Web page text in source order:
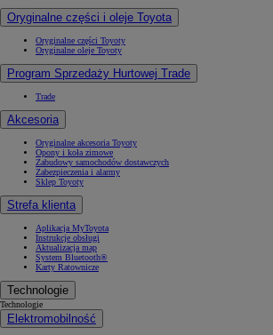
Oryginalne części i oleje Toyota
Oryginalne części Toyoty
Oryginalne oleje Toyoty
Program Sprzedaży Hurtowej Trade
Trade
Akcesoria
Oryginalne akcesoria Toyoty
Opony i koła zimowe
Zabudowy samochodów dostawczych
Zabezpieczenia i alarmy
Sklep Toyoty
Strefa klienta
Aplikacja MyToyota
Instrukcje obsługi
Aktualizacja map
System Bluetooth®
Karty Ratownicze
Technologie
Technologie
Elektromobilność